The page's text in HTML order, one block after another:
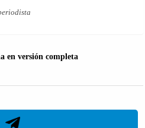
en versión completa